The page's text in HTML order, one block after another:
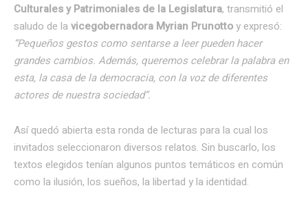
Culturales y Patrimoniales de la Legislatura, transmitió el
saludo de la vicegobernadora Myrian Prunottoy expresó:
“Pequeños gestos como sentarse a leer pueden hacer
grandes cambios. Además, queremos celebrar la palabra en
esta, la casa de la democracia, con la voz de diferentes
actores de nuestra sociedad”.
Así quedó abierta esta ronda de lecturas para la cual los
invitados seleccionaron diversos relatos. Sin buscarlo, los
textos elegidos tenían algunos puntos temáticos en común
como la ilusión, los sueños, la libertad y la identidad.